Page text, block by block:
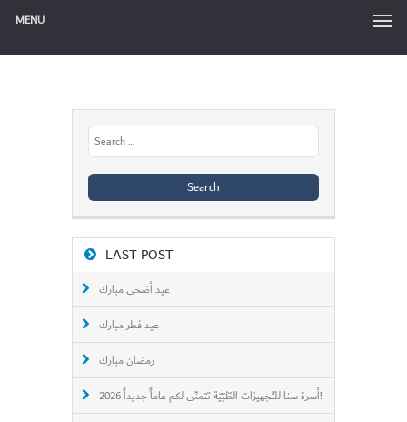
MENU
Search
for:
LAST POST
عيد أضحى مبارك
عيد فطر مبارك
رمضان مبارك
أسرة سنا للتّجهيزات الطّبّيّة تتمنّى لكم عاماً جديداً 2026!